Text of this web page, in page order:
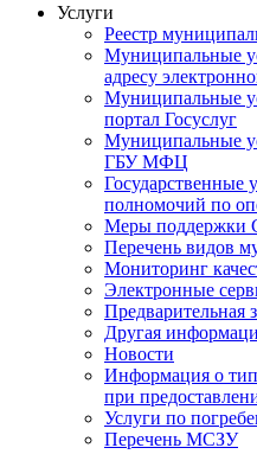
Услуги
Реестр
Муниципальные
адресу
Муниципальные
портал Госуслуг
Муниципальные
ГБУ МФЦ
Государственные
полномочий по
Меры поддержки
Перечень видов
Мониторинг
Электронные
Предварительная
Другая
Новости
Информация о
при
Услуги по
Перечень МСЗУ